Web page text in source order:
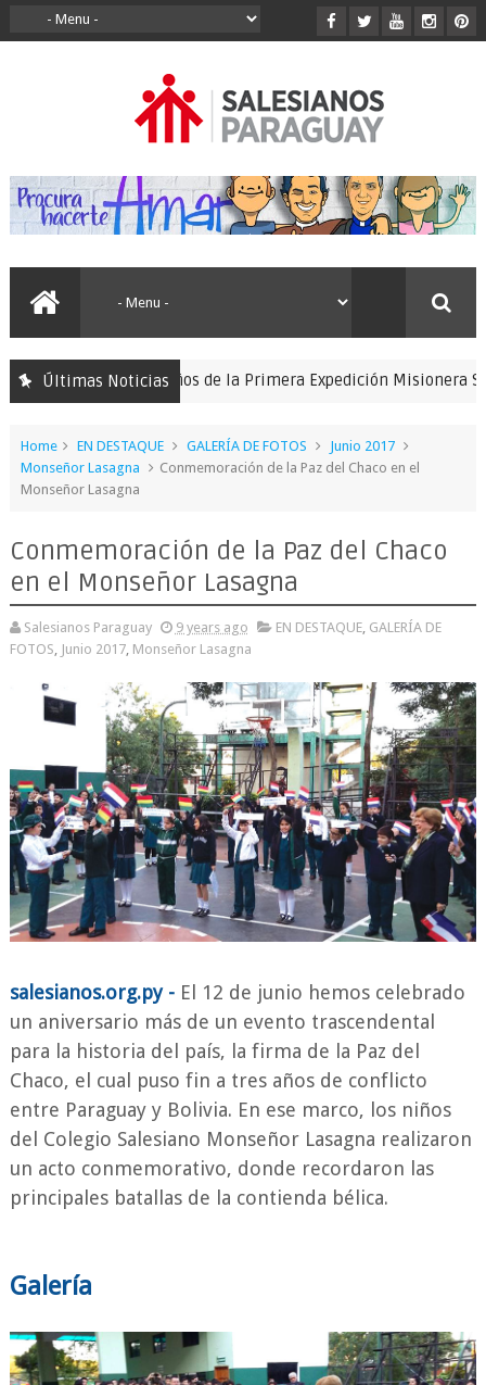
Últimas Noticias
por los 150 años de la Primera Expedición Misionera
Home EN DESTAQUE GALERÍA DE FOTOS
Junio 2017
Monseñor Lasagna
Conmemoración de la Paz del Chaco en el
Monseñor Lasagna
Conmemoración de la Paz del Chaco
en el Monseñor Lasagna
Salesianos Paraguay 9 years ago EN DESTAQUE, GALERÍA DE
FOTOS Junio 2017, Monseñor Lasagna
salesianos.org.py - El 12 de junio hemos celebrado
un aniversario más de un evento trascendental
para la historia del país, la firma de la Paz del
Chaco, el cual puso fin a tres años de conflicto
entre Paraguay y Bolivia. En ese marco, los niños
del Colegio Salesiano Monseñor Lasagna realizaron
un acto conmemorativo, donde recordaron las
principales batallas de la contienda bélica.
Galería